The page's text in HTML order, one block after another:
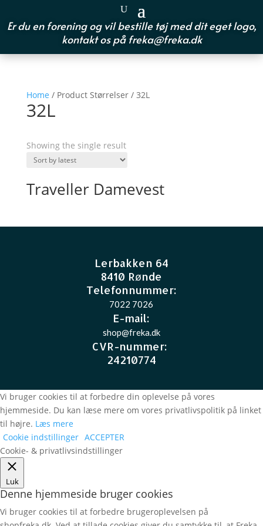
Er du en forening og vil bestille tøj med dit eget logo,
kontakt os på freka@freka.dk
Home / Product Størrelser / 32L
32L
Showing the single result
Traveller Damevest
Lerbakken 64
8410 Rønde
Telefonnummer:
7022 7026
E-mail:
shop@freka.dk
CVR-nummer:
24210774
Vi bruger cookies til at forbedre din oplevelse på vores
hjemmeside. Du kan læse mere om vores privatlivspolitik på linket
til højre. Læs mere
Cookie indstillinger ACCEPTER
Cookie- & privatlivsindstillinger
Luk
Denne hjemmeside bruger cookies
Vi bruger cookies til at forbedre brugeroplevelsen på